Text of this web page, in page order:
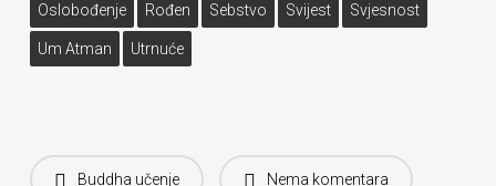
Oslobođenje Rođen Sebstvo Svijest Svjesnost
Um Atman Utrnuće
Buddha učenje Nema komentara